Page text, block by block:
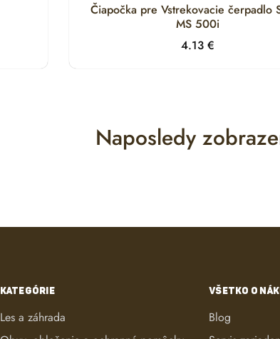
Čiapočka pre Vstrekovacie čerpadlo
MS 500i
4.13€
Naposledy
KATEGÓRIE
Les a záhrada
VŠETKO O
Blog